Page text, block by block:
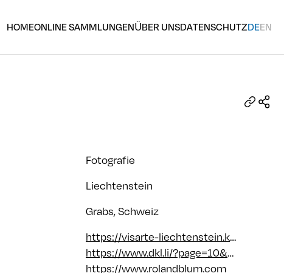
HOMEONLINE SAMMLUNGENÜBER UNSDATENSCHUTZDEEN
Fotografie
Liechtenstein
Grabs, Schweiz
https://visarte-liechtenstein.kleio.com/search/2329_3cd4b4be6/0_roland-blum?q=blum%20roland
https://www.dkl.li/?page=10&person=613&kind=natuerlich&filter=0&buchstabe=B
https://www.rolandblum.com